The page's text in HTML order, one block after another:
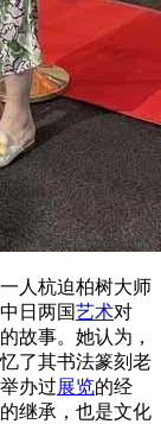
人杭迫柏树大师
日两国艺术对
故事。她认为，
了其书法篆刻老
办过展览的经
继承，也是文化